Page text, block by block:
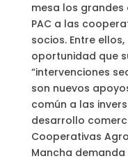
mesa los
PAC a las
socios. Entre
oportunidad que
“intervenciones
son nuevos
común a las
desarrollo
Cooperativas
Mancha